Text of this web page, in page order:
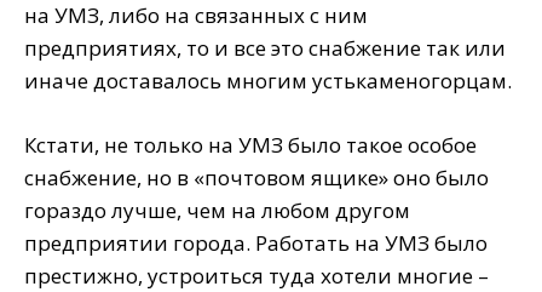
на УМЗ, либо на связанных с ним
предприятиях, то и все это снабжение так или
иначе доставалось многим устькаменогорцам.
Кстати, не только на УМЗ было такое особое
снабжение, но в «почтовом ящике» оно было
гораздо лучше, чем на любом другом
предприятии города. Работать на УМЗ было
престижно, устроиться туда хотели многие –